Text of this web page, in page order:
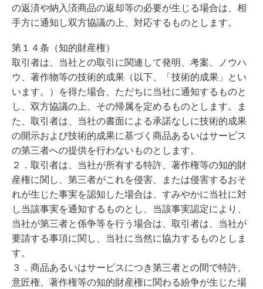
の返済や納入済商品の返却等の必要が生じる場合は、相
手方に通知し双方協議の上、対応するものとします。
第１４条（知的財産権）
取引者は、当社との取引に関連して発明、考案、ノウハ
ウ、著作物等の技術的成果（以下、「技術的成果」とい
います。）を得た場合、ただちに当社に通知するものと
し、双方協議の上、その帰属を定めるものとします。ま
た、取引者は、当社の書面による承諾なしに技術的成果
の開示および技術的成果に基づく商品あるいはサービス
の第三者への提供を行わないものとします。
２．取引者は、当社が所有する特許、著作権等の知的財
産権に関し、第三者がこれを侵害、または侵害するおそ
れが生じた事実を認知した場合は、すみやかに当社に対
し当該事実を通知するものとし、当該事実認定により、
当社が第三者と係争等を行う場合は、取引者は、当社が
要請する事項に関し、当社に当然に協力するものとしま
す。
３．商品あるいはサービスにつき第三者との間で特許、
意匠権、著作権等の知的財産権に関わる紛争が生じた場